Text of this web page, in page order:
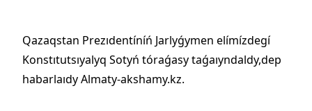
Qazaqstan Prezıdentíníń Jarlyǵymen elímízdegí
Konstıtutsıyalyq Sotyń tóraǵasy taǵaıyndaldy,dep
habarlaıdy Almaty-akshamy.kz.